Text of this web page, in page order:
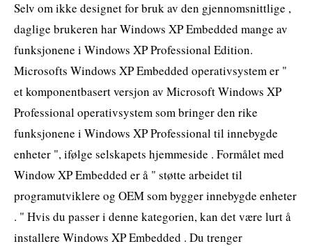
Selv om ikke designet for bruk av den gjennomsnittlige ,
daglige brukeren har Windows XP Embedded mange av
funksjonene i Windows XP Professional Edition.
Microsofts Windows XP Embedded operativsystem er "
et komponentbasert versjon av Microsoft Windows XP
Professional operativsystem som bringer den rike
funksjonene i Windows XP Professional til innebygde
enheter ", ifølge selskapets hjemmeside . Formålet med
Window XP Embedded er å " støtte arbeidet til
programutviklere og OEM som bygger innebygde enheter
. " Hvis du passer i denne kategorien, kan det være lurt å
installere Windows XP Embedded . Du trenger